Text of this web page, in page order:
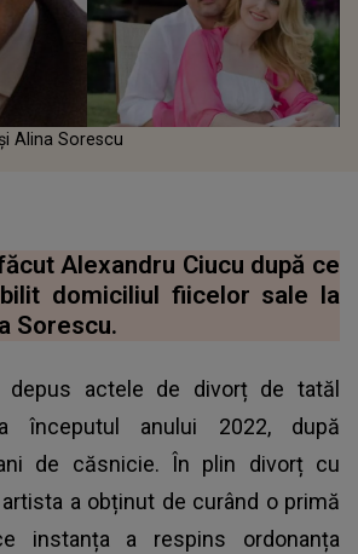
Alina Sorescu
Alexandru Ciucu după ce
domiciliul fiicelor sale la
Sorescu.
depus actele de divorț de tatăl
începutul anului 2022, după
de căsnicie. În plin divorț cu
a obținut de curând o primă
instanța a respins ordonanța